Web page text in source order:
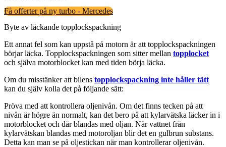
Få offerter på ny turbo - Mercedes
Byte av läckande topplockspackning
Ett annat fel som kan uppstå på motorn är att topplockspackningen
börjar läcka. Topplockspackningen som sitter mellan topplocket
och själva motorblocket kan med tiden börja läcka.
Om du misstänker att bilens topplockspackning inte håller tätt
kan du själv kolla det på följande sätt:
Pröva med att kontrollera oljenivån. Om det finns tecken på att
nivån är högre än normalt, kan det bero på att kylarvätska läcker in i
motorblocket och där blandas med oljan. När vattnet från
kylarvätskan blandas med motoroljan blir det en gulbrun substans.
Detta kan man se på oljestickan när man kontrollerar oljenivån.